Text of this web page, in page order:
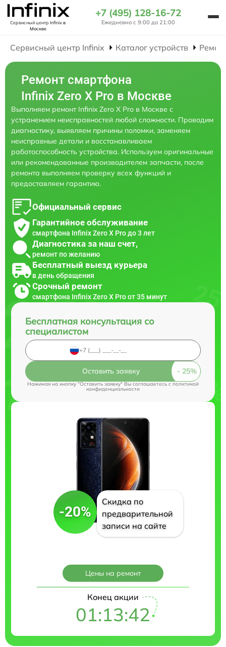
Сервисный центр Infinixв
Москве
+7 (495) 128-16-72
Ежедневно с 9:00 до 21:00
Сервисный центр Infinix Каталог устройств
Ремонт смартфона
Infinix Zero X Pro в Москве
Выполняем ремонт Infinix Zero X Pro в Москве с
устранением неисправностей любой сложности. Проводим
диагностику, выявляем причины поломки, заменяем
неисправные детали и восстанавливаем
работоспособность устройства. Используем оригинальные
или рекомендованные производителем запчасти, после
ремонта выполняем проверку всех функций и
предоставляем гарантию.
Официальный сервис
Гарантийное обслуживание
смартфона Infinix Zero X Pro до 3 лет
Диагностика за наш счет,
ремонт по желанию
Бесплатный выезд курьера
в день обращения
Срочный ремонт
смартфона Infinix Zero X Pro от 35 минут
Бесплатная консультация со
специалистом
Оставить заявку
Нажимая на кнопку "Оставить заявку" Вы соглашаетесь cполитикой
конфиденциальности
-20%
Скидка по
предварительной
записи на сайте
Цены на ремонт
Конец акции
01:13:40